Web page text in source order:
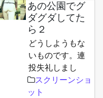
あの公園でグ
ダグダしてた
ら２
どうしようもな
いものです。連
投失礼しまし
た。…
スクリーンショ
ット